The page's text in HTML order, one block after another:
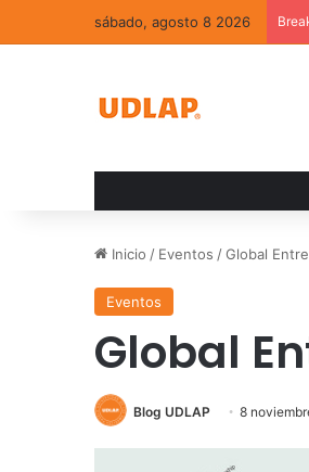
sábado, agosto 8 2026
Inicio / Eventos /Global
Eventos
Global
Blog UDLAP 8